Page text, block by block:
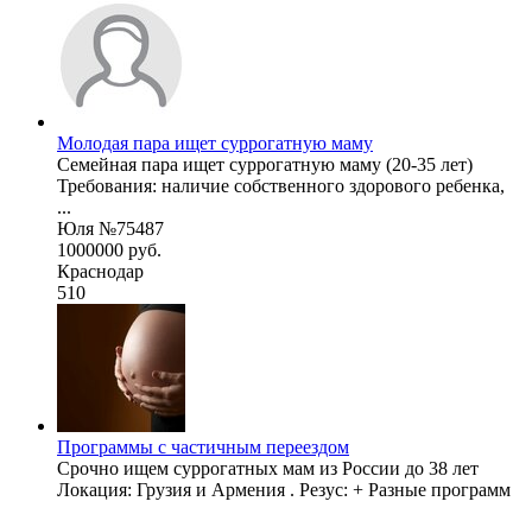
Молодая пара ищет суррогатную маму
Семейная пара ищет суррогатную маму (20-35 лет)
Требования: наличие собственного здорового ребенка,
...
Юля №75487
1000000 руб.
Краснодар
510
Программы с частичным переездом
Срочно ищем суррогатных мам из России до 38 лет
Локация: Грузия и Армения . Резус: + Разные программ